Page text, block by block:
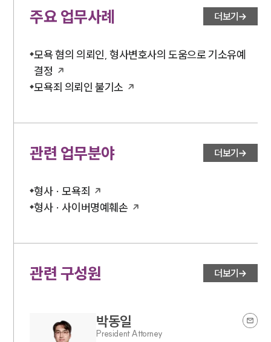
주요 업무사례 더보기
모욕 혐의 의뢰인, 형사변호사의 도움으로 기소유예
결정
모욕죄 의뢰인 불기소
관련 업무분야 더보기
형사 · 모욕죄
형사 · 사이버명예훼손
관련 구성원 더보기
박동일
President Attorney